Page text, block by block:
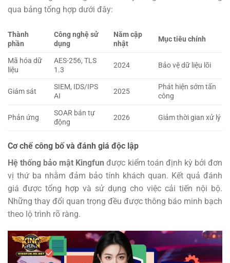
qua bảng tổng hợp dưới đây:
Thành
phần
Công nghệ sử
dụng
Năm cập
nhật
Mục tiêu chính
Mã hóa dữ
liệu
AES-256, TLS
1.3
2024 Bảo vệ dữ liệu lõi
Giám sát
SIEM, IDS/IPS
AI
2025
Phát hiện sớm tấn
công
Phản ứng
SOAR bán tự
động
2026 Giảm thời gian xử lý
Cơ chế công bố và đánh giá độc lập
Hệ thống bảo mật Kingfun được kiểm toán định kỳ bởi đơn
vị thứ ba nhằm đảm bảo tính khách quan. Kết quả đánh
giá được tổng hợp và sử dụng cho việc cải tiến nội bộ.
Những thay đổi quan trọng đều được thông báo minh bạch
theo lộ trình rõ ràng.